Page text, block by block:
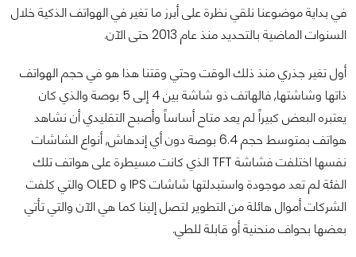
في بداية موضوعنا نلقي نظرة على أبرز ما تغير في الهواتف الذكية خلال
السنوات الماضية بالتحديد منذ عام 2013 حتى الآن.
أول تغير جذري منذ ذلك الوقت وحتي وقتنا هذا هو في حجم الهواتف
ذاتها وشاشتها, فالهاتف ذو شاشة بين 4 إلى 5 بوصة والذي كان
يعتبره البعض كبيراً لم يعد متاح أساساً وأصبح التقليدي أن نشاهد
هواتف بمتوسط حجم 6.4 بوصة دون أي إندهاش, أنواع الشاشات
نفسها اختلفت فشاشة TFT الذي كانت مسيطرة على هواتف تلك
الفئة لم تعد موجودة واستبدلتها شاشات IPS و OLED والتي كلفت
الشركات أموال هائلة من التطوير لتصل إلينا كما هي الآن والتي تأتي
بعضها بحواف منحنية أو قابلة للطي.